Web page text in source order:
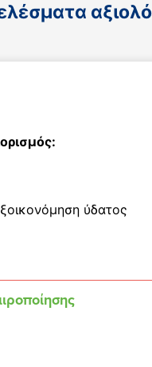
ύδατος